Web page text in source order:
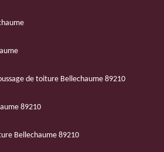
de toiture Bellechaume 89210
89210
Bellechaume 89210